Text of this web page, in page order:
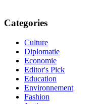
Categories
Culture
Diplomatie
Economie
Editor's Pick
Education
Environnement
Fashion